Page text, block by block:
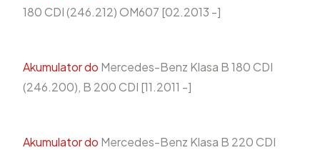
180 CDI (246.212) OM607 [02.2013 -]
Akumulator do Mercedes-Benz Klasa B 180 CDI
(246.200), B 200 CDI [11.2011 -]
Akumulator do Mercedes-Benz Klasa B 220 CDI